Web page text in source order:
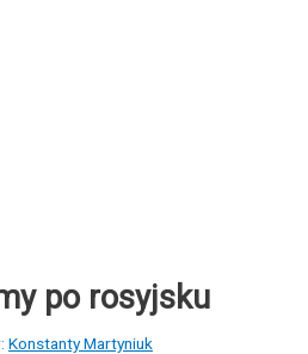
po rosyjsku
Konstanty Martyniuk